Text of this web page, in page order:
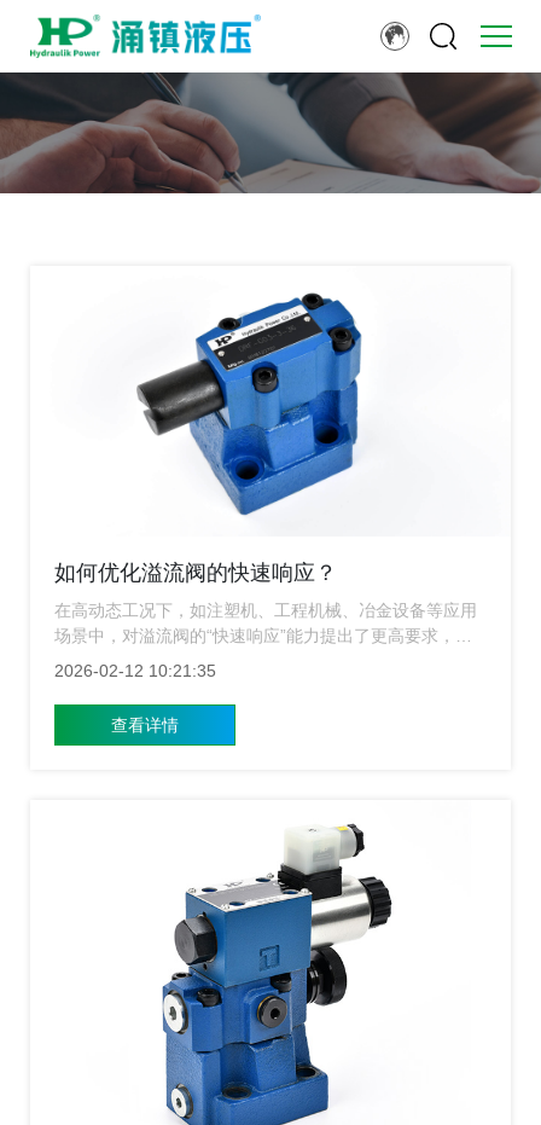
如何优化溢流阀的快速响应？
在高动态工况下，如注塑机、工程机械、冶金设备等应用
场景中，对溢流阀的“快速响应”能力提出了更高要求，那
么如何有效优化溢流阀的快速响应性能？上海溢流阀生产
2026-02-12 10:21:35
查看详情